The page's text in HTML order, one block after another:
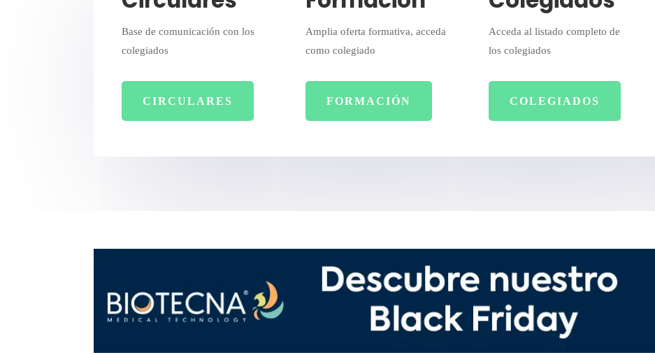
Base de comunicación con los
colegiados
CIRCULARES
Amplia oferta formativa, acceda
como colegiado
FORMACIÓN
Acceda al listado completo de
los colegiados
COLEGIADOS